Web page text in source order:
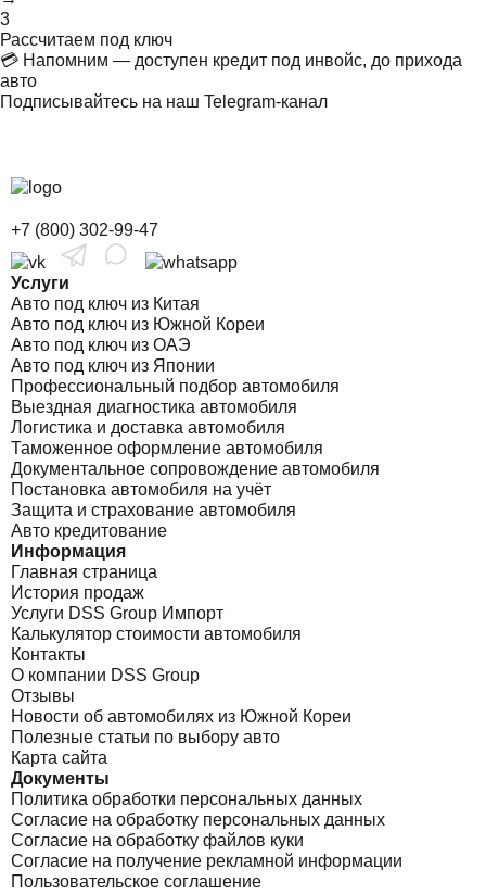
3
Рассчитаем под ключ
💳 Напомним — доступен кредит под инвойс, до прихода
авто
Подписывайтесь на наш Telegram-канал
+7 (800) 302-99-47
Услуги
Авто под ключ из Китая
Авто под ключ из Южной Кореи
Авто под ключ из ОАЭ
Авто под ключ из Японии
Профессиональный подбор автомобиля
Выездная диагностика автомобиля
Логистика и доставка автомобиля
Таможенное оформление автомобиля
Документальное сопровождение автомобиля
Постановка автомобиля на учёт
Защита и страхование автомобиля
Авто кредитование
Информация
Главная страница
История продаж
Услуги DSS Group Импорт
Калькулятор стоимости автомобиля
Контакты
О компании DSS Group
Отзывы
Новости об автомобилях из Южной Кореи
Полезные статьи по выбору авто
Карта сайта
Документы
Политика обработки персональных данных
Согласие на обработку персональных данных
Согласие на обработку файлов куки
Согласие на получение рекламной информации
Пользовательское соглашение